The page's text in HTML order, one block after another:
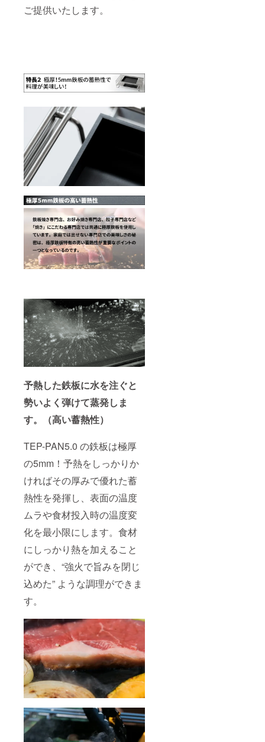
ご提供いたします。
予熱した鉄板に水を注ぐと
勢いよく弾けて蒸発しま
す。（高い蓄熱性）
TEP-PAN5.0 の鉄板は極厚
の5mm！予熱をしっかりか
ければその厚みで優れた蓄
熱性を発揮し、表面の温度
ムラや食材投入時の温度変
化を最小限にします。食材
にしっかり熱を加えること
ができ、“強火で旨みを閉じ
込めた” ような調理ができま
す。